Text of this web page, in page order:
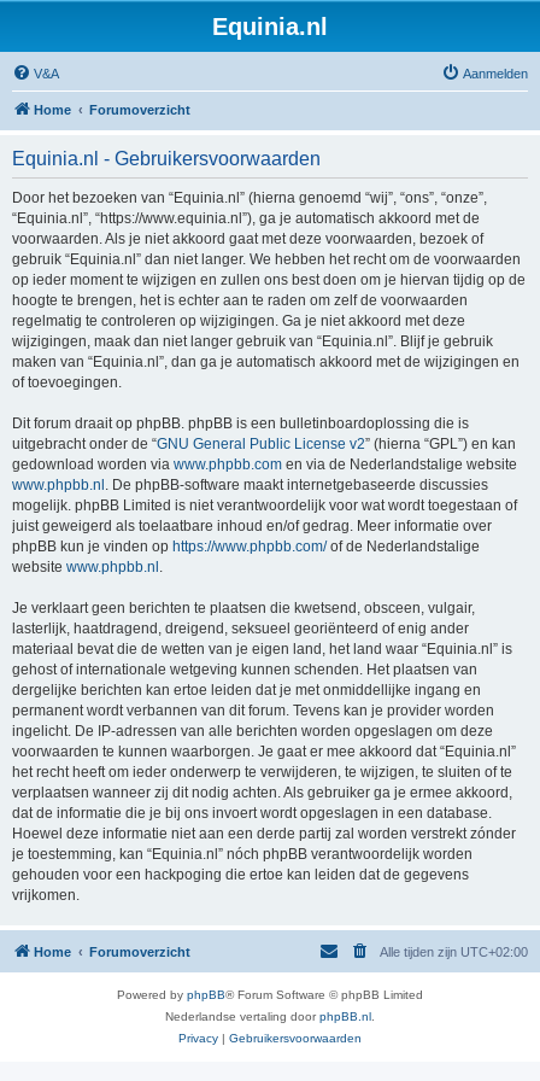
Equinia.nl
V&A Aanmelden
Home Forumoverzicht
Equinia.nl - Gebruikersvoorwaarden
Door het bezoeken van “Equinia.nl” (hierna genoemd “wij”, “ons”, “onze”,
“Equinia.nl”, “https://www.equinia.nl”), ga je automatisch akkoord met de
voorwaarden. Als je niet akkoord gaat met deze voorwaarden, bezoek of
gebruik “Equinia.nl” dan niet langer. We hebben het recht om de voorwaarden
op ieder moment te wijzigen en zullen ons best doen om je hiervan tijdig op de
hoogte te brengen, het is echter aan te raden om zelf de voorwaarden
regelmatig te controleren op wijzigingen. Ga je niet akkoord met deze
wijzigingen, maak dan niet langer gebruik van “Equinia.nl”. Blijf je gebruik
maken van “Equinia.nl”, dan ga je automatisch akkoord met de wijzigingen en
of toevoegingen.
Dit forum draait op phpBB. phpBB is een bulletinboardoplossing die is
uitgebracht onder de “GNU General Public License v2” (hierna “GPL”) en kan
gedownload worden via www.phpbb.com en via de Nederlandstalige website
www.phpbb.nl . De phpBB-software maakt internetgebaseerde discussies
mogelijk. phpBB Limited is niet verantwoordelijk voor wat wordt toegestaan of
juist geweigerd als toelaatbare inhoud en/of gedrag. Meer informatie over
phpBB kun je vinden op https://www.phpbb.com/of de Nederlandstalige
website www.phpbb.nl .
Je verklaart geen berichten te plaatsen die kwetsend, obsceen, vulgair,
lasterlijk, haatdragend, dreigend, seksueel georiënteerd of enig ander
materiaal bevat die de wetten van je eigen land, het land waar “Equinia.nl” is
gehost of internationale wetgeving kunnen schenden. Het plaatsen van
dergelijke berichten kan ertoe leiden dat je met onmiddellijke ingang en
permanent wordt verbannen van dit forum. Tevens kan je provider worden
ingelicht. De IP-adressen van alle berichten worden opgeslagen om deze
voorwaarden te kunnen waarborgen. Je gaat er mee akkoord dat “Equinia.nl”
het recht heeft om ieder onderwerp te verwijderen, te wijzigen, te sluiten of te
verplaatsen wanneer zij dit nodig achten. Als gebruiker ga je ermee akkoord,
dat de informatie die je bij ons invoert wordt opgeslagen in een database.
Hoewel deze informatie niet aan een derde partij zal worden verstrekt zónder
je toestemming, kan “Equinia.nl” nóch phpBB verantwoordelijk worden
gehouden voor een hackpoging die ertoe kan leiden dat de gegevens
vrijkomen.
Home Forumoverzicht Alle tijden zijn UTC+02:00
Powered by phpBB® Forum Software © phpBB Limited
Nederlandse vertaling doorphpBB.nl
Privacy | Gebruikersvoorwaarden